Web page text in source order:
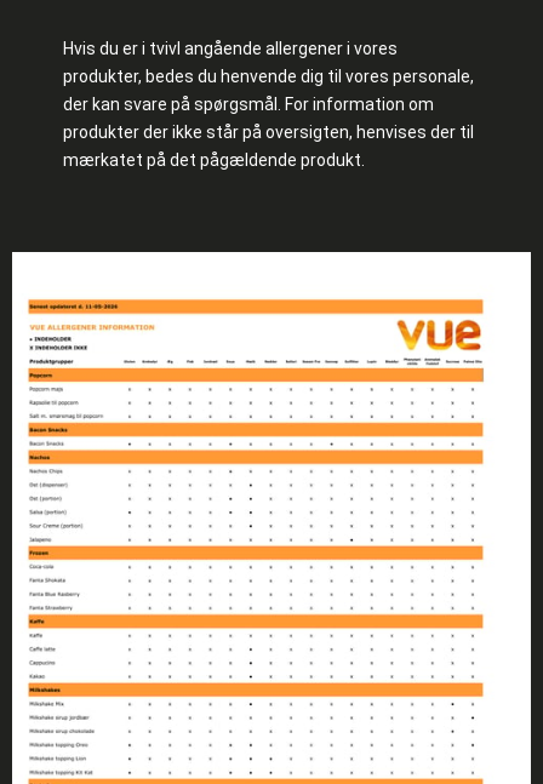
Hvis du er i tvivl angående allergener i vores
produkter, bedes du henvende dig til vores personale,
der kan svare på spørgsmål. For information om
produkter der ikke står på oversigten, henvises der til
mærkatet på det pågældende produkt.